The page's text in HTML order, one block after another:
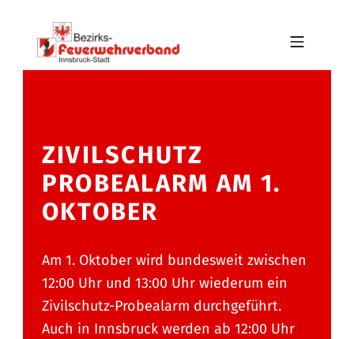
Skip to main navigation
Skip to main content
Skip to footer
BFV INNSBRUCK-STADT
ZIVILSCHUTZ
PROBEALARM AM 1.
OKTOBER
Am 1. Oktober wird bundesweit zwischen
12:00 Uhr und 13:00 Uhr wiederum ein
Zivilschutz-Probealarm durchgeführt.
Auch in Innsbruck werden ab 12:00 Uhr